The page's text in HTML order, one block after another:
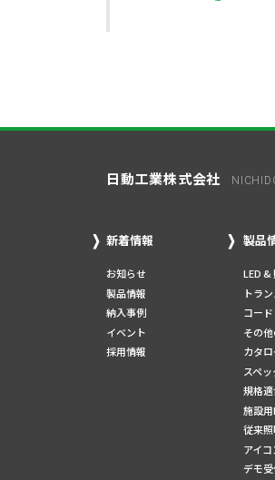
日動工業株式会社
新着情報
お知らせ
製品情報
納入事例
イベント
採用情報
製品
LED &
トラ
コー
その
カタ
スペ
規格
施設
従来
アイ
デモ